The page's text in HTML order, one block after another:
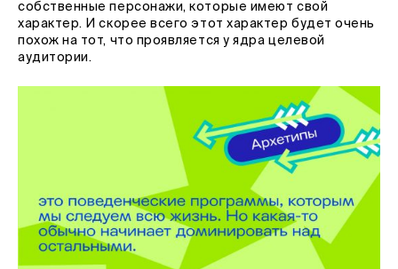
собственные персонажи, которые имеют свой
характер. И скорее всего этот характер будет очень
похож на тот, что проявляется у ядра целевой
аудитории.